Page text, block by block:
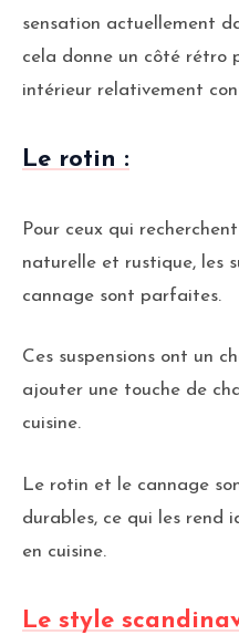
sensation actuellement
cela donne un côté rétro
intérieur relativement
Le rotin :
Pour ceux qui
naturelle et rustique, les
cannage sont parfaites.
Ces suspensions ont un
ajouter une touche de
cuisine.
Le rotin et le cannage
durables, ce qui les rend
en cuisine.
Le style